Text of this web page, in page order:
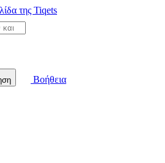
Βοήθεια